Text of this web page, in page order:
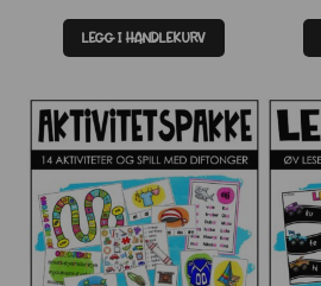
LEGG I HANDLEKURV